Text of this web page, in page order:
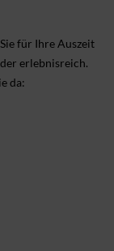
für Ihre Aus­zeit
erlebnis­reich.
da: